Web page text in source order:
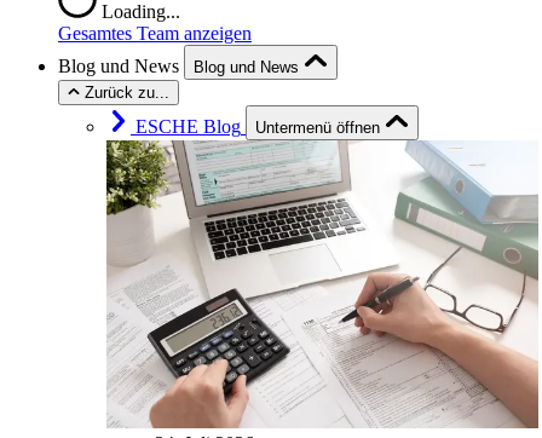
Loading...
Gesamtes Team anzeigen
Blog und News
Blog und News
Zurück zu...
ESCHE Blog Untermenü öffnen